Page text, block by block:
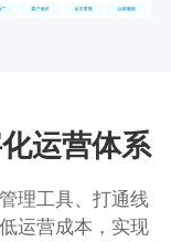
运营体系
理工具、打通线
运营成本，实现